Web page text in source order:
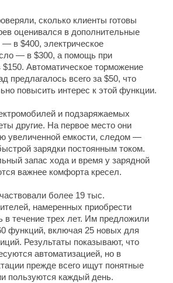
сколько клиенты готовы
оценивался в дополнительные
— в $400, электрическое
— в $300, а помощь при
Автоматическое торможение
предлагалось всего за $50, что
повысить интерес к этой функции.
и подзаряжаемых
другие. На первое место они
увеличенной емкости, следом —
зарядки постоянным током.
запас хода и время у зарядной
важнее комфорта кресел.
более 19 тыс.
намеренных приобрести
в течение трех лет. Им предложили
функций, включая 25 новых для
Результаты показывают, что
автоматизацией, но в
прежде всего ищут понятные
пользуются каждый день.